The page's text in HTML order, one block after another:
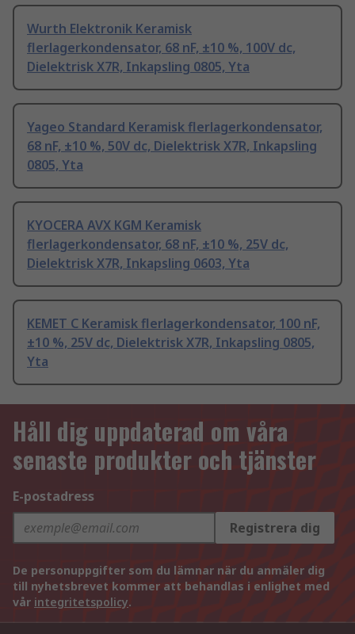
Wurth Elektronik Keramisk
flerlagerkondensator, 68 nF, ±10 %, 100V dc,
Dielektrisk X7R, Inkapsling 0805, Yta
Yageo Standard Keramisk flerlagerkondensator,
68 nF, ±10 %, 50V dc, Dielektrisk X7R, Inkapsling
0805, Yta
KYOCERA AVX KGM Keramisk
flerlagerkondensator, 68 nF, ±10 %, 25V dc,
Dielektrisk X7R, Inkapsling 0603, Yta
KEMET C Keramisk flerlagerkondensator, 100 nF,
±10 %, 25V dc, Dielektrisk X7R, Inkapsling 0805,
Yta
Håll dig uppdaterad om våra
senaste produkter och tjänster
E-postadress
Registrera dig
De personuppgifter som du lämnar när du anmäler dig
till nyhetsbrevet kommer att behandlas i enlighet med
vår integritetspolicy.